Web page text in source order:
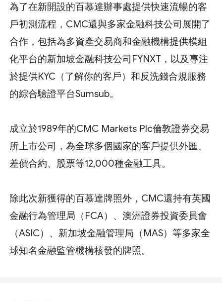
為了在新開設的百慕達辦事處提供快速流暢的客
戶初測流程，CMC還與多家金融科技公司展開了
合作，包括為多資產交易商和金融機構提供模組
化平台的新加坡金融科技公司FYNXT，以及專注
於提供KYC（了解你的客戶）和反洗錢合規服務
的綜合驗證平台Sumsub。
成立於1989年的CMC Markets Plc倫敦證券交易
所上市公司，為全球多個國家的客戶提供外匯、
差價合約、股票等12,000種金融工具。
除此次新獲得的百慕達牌照外，CMC還持有英國
金融行為管理局（FCA）、澳洲證券投資委員會
（ASIC）、新加坡金融管理局（MAS）等多家全
球知名金融監管機構核發的牌照。